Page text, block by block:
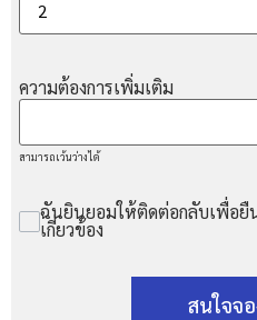
ความต้องการเพิ่มเติม
สามารถเว้นว่างได้
ฉันยินยอมให้ติดต่อกลับเพื่อยื
เกี่ยวข้อง
สนใจจ